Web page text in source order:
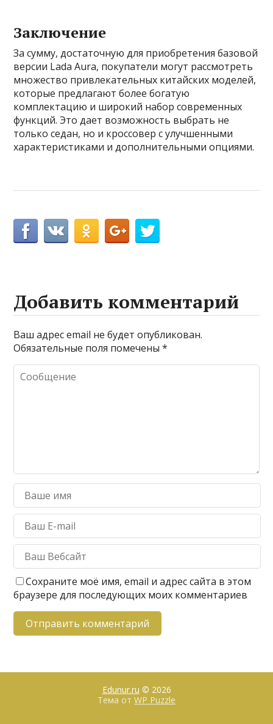
Заключение
За сумму, достаточную для приобретения базовой
версии Lada Aura, покупатели могут рассмотреть
множество привлекательных китайских моделей,
которые предлагают более богатую
комплектацию и широкий набор современных
функций. Это дает возможность выбрать не
только седан, но и кроссовер с улучшенными
характеристиками и дополнительными опциями.
Добавить комментарий
Ваш адрес email не будет опубликован.
Обязательные поля помечены*
Сохраните моё имя, email и адрес сайта в этом
браузере для последующих моих комментариев
Edunur.ru © 2026
Тема от WP Puzzle